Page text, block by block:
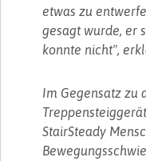
etwas zu
gesagt wurde, er
konnte nicht",
Im Gegensatz zu
StairSteady